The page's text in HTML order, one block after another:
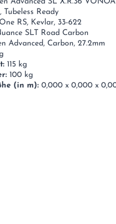
Advanced SL X.R.36
Tubeless Ready
RS, Kevlar, 33-622
SLT Road Carbon
Advanced, Carbon, 27.2mm
115 kg
100 kg
(in m):0,000 x 0,000 x